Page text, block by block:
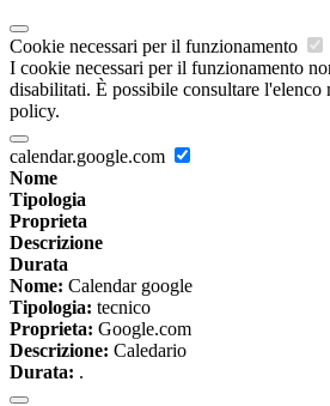
Cookie necessari per il funzionamento
I cookie necessari per il funzionamento
disabilitati. È possibile consultare l'elenco
policy.
calendar.google.com
Nome
Tipologia
Proprieta
Descrizione
Durata
Nome: Calendar google
Tipologia: tecnico
Proprieta: Google.com
Descrizione: Caledario
Durata: .